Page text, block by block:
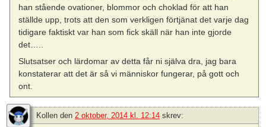
han stående ovationer, blommor och choklad för att han
ställde upp, trots att den som verkligen förtjänat det varje dag
tidigare faktiskt var han som fick skäll när han inte gjorde
det…..
Slutsatser och lärdomar av detta får ni själva dra, jag bara
konstaterar att det är så vi människor fungerar, på gott och
ont.
Kollen den 2 oktober, 2014 kl. 12:14 skrev: